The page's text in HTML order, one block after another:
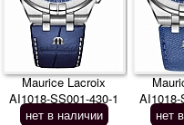
Maurice Lacroix
AI1018-SS001-430-1
нет в наличии
AI1018-
нет